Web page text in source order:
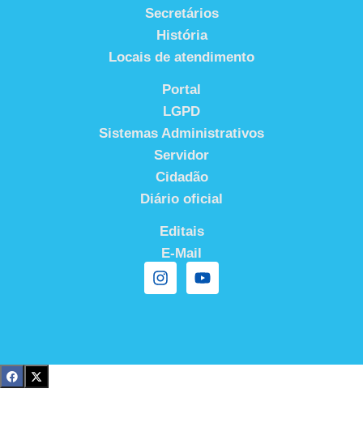
Secretários
História
Locais de atendimento
Portal
LGPD
Sistemas Administrativos
Servidor
Cidadão
Diário oficial
Editais
E-Mail